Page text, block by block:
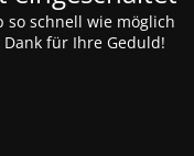
schnell wie möglich
für Ihre Geduld!